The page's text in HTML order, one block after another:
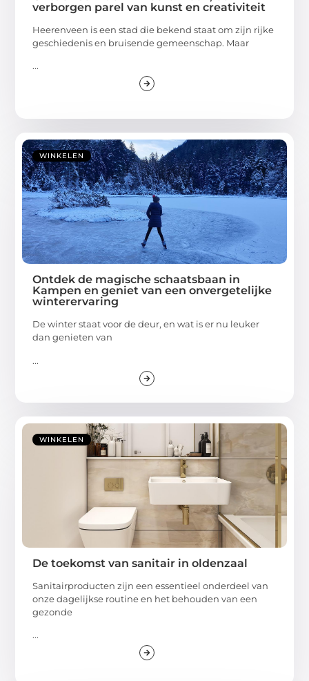
verborgen parel van kunst en creativiteit
Heerenveen is een stad die bekend staat om zijn rijke
geschiedenis en bruisende gemeenschap. Maar
...
WINKELEN
Ontdek de magische schaatsbaan in
Kampen en geniet van een onvergetelijke
winterervaring
De winter staat voor de deur, en wat is er nu leuker
dan genieten van
...
WINKELEN
De toekomst van sanitair in oldenzaal
Sanitairproducten zijn een essentieel onderdeel van
onze dagelijkse routine en het behouden van een
gezonde
...